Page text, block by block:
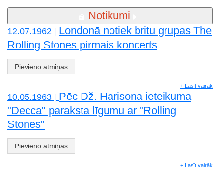
Notikumi
12.07.1962 | Londonā notiek britu grupas The
Rolling Stones pirmais koncerts
Pievieno atmiņas
+ Lasīt vairāk
10.05.1963 | Pēc Dž. Harisona ieteikuma
"Decca" paraksta līgumu ar "Rolling
Stones"
Pievieno atmiņas
+ Lasīt vairāk